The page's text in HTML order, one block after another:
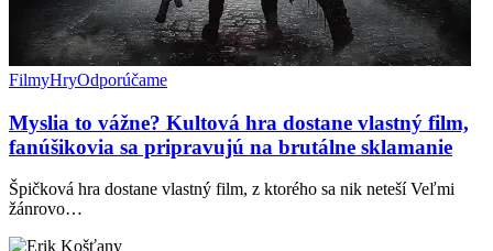
FilmyHryOdporúčame
Myslia to vážne? Kultová hra dostane vlastný film,
fanúšikovia sa pripravujú na brutálne sklamanie
Špičková hra dostane vlastný film, z ktorého sa nik neteší Veľmi
žánrovo…